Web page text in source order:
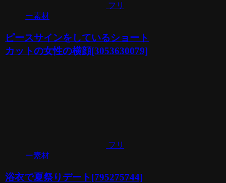
フリ
ー素材
ピースサインをしているショート
カットの女性の横顔[3053630079]
フリ
ー素材
浴衣で夏祭りデート[795275744]